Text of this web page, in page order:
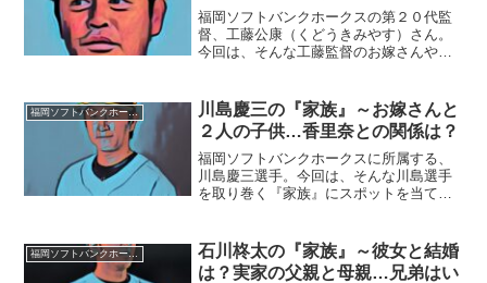
福岡ソフトバンクホークスの第２０代監
督、工藤公康（くどうきみやす）さん。
今回は、そんな工藤監督のお嫁さんや年
供の名前は？工藤公康監督のお嫁さんの
名前は、工藤雅子さん。...
福岡ソフトバンクホークス
川島慶三の『家族』～お嫁さんと
２人の子供…香里奈との関係は？
福岡ソフトバンクホークスに所属する、
川島慶三選手。今回は、そんな川島選手
を取り巻く『家族』にスポットを当て、
年月日：1983年10月5日（35歳）※2018
年10月現在...
福岡ソフトバンクホークス
石川柊太の『家族』～彼女と結婚
は？実家の父親と母親…兄弟はい